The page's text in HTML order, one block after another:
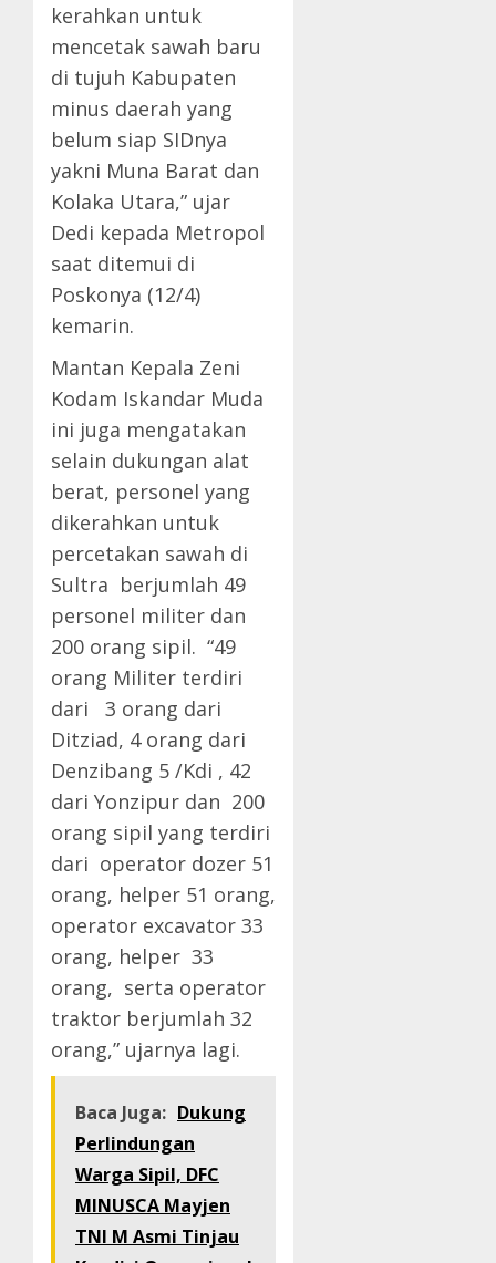
kerahkan untuk
mencetak sawah baru
di tujuh Kabupaten
minus daerah yang
belum siap SIDnya
yakni Muna Barat dan
Kolaka Utara,” ujar
Dedi kepada Metropol
saat ditemui di
Poskonya (12/4)
kemarin.
Mantan Kepala Zeni
Kodam Iskandar Muda
ini juga mengatakan
selain dukungan alat
berat, personel yang
dikerahkan untuk
percetakan sawah di
Sultra berjumlah 49
personel militer dan
200 orang sipil. “49
orang Militer terdiri
dari 3 orang dari
Ditziad, 4 orang dari
Denzibang 5 /Kdi , 42
dari Yonzipur dan 200
orang sipil yang terdiri
dari operator dozer 51
orang, helper 51 orang,
operator excavator 33
orang, helper 33
orang, serta operator
traktor berjumlah 32
orang,” ujarnya lagi.
Baca Juga: Dukung
Perlindungan
Warga Sipil, DFC
MINUSCA Mayjen
TNI M Asmi Tinjau